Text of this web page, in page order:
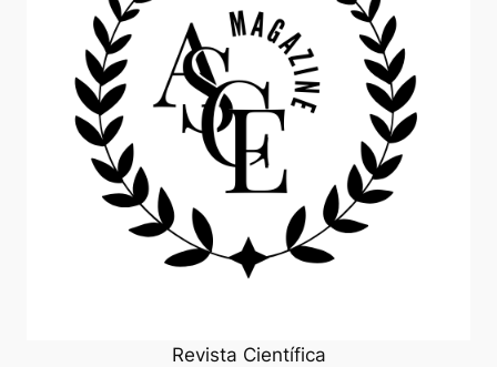
Revista Científica